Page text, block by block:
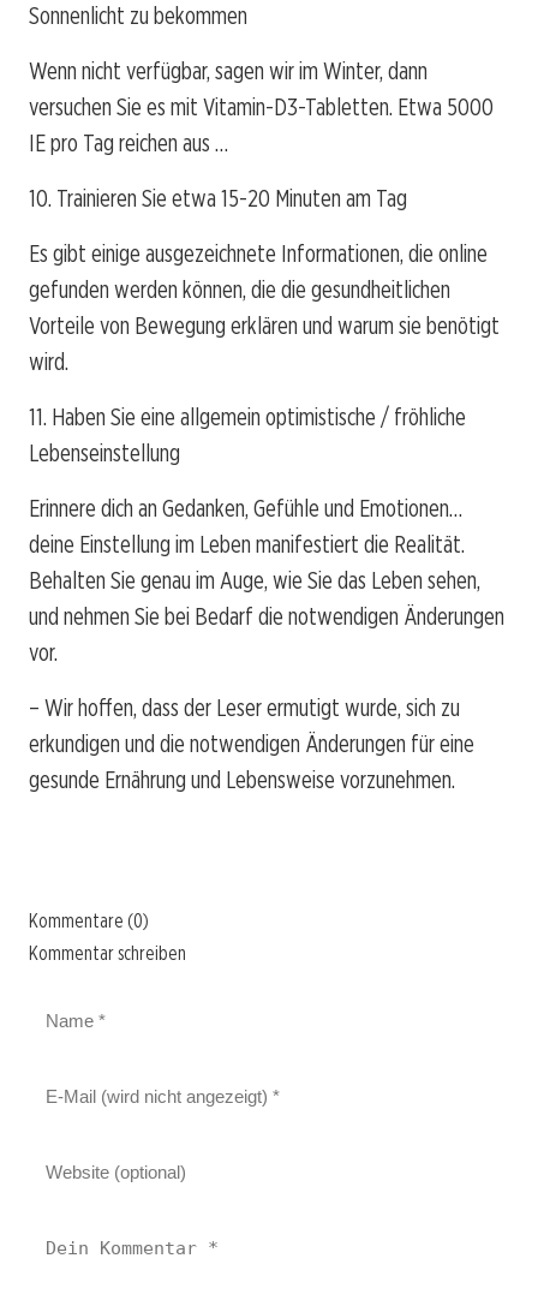
Sonnenlicht zu bekommen
Wenn nicht verfügbar, sagen wir im Winter, dann
versuchen Sie es mit Vitamin-D3-Tabletten. Etwa 5000
IE pro Tag reichen aus …
10. Trainieren Sie etwa 15-20 Minuten am Tag
Es gibt einige ausgezeichnete Informationen, die online
gefunden werden können, die die gesundheitlichen
Vorteile von Bewegung erklären und warum sie benötigt
wird.
11. Haben Sie eine allgemein optimistische / fröhliche
Lebenseinstellung
Erinnere dich an Gedanken, Gefühle und Emotionen…
deine Einstellung im Leben manifestiert die Realität.
Behalten Sie genau im Auge, wie Sie das Leben sehen,
und nehmen Sie bei Bedarf die notwendigen Änderungen
vor.
– Wir hoffen, dass der Leser ermutigt wurde, sich zu
erkundigen und die notwendigen Änderungen für eine
gesunde Ernährung und Lebensweise vorzunehmen.
Kommentare (0)
Kommentar schreiben